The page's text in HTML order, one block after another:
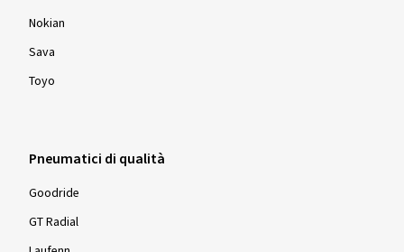
Nokian
Sava
Toyo
Pneumatici di qualità
Goodride
GT Radial